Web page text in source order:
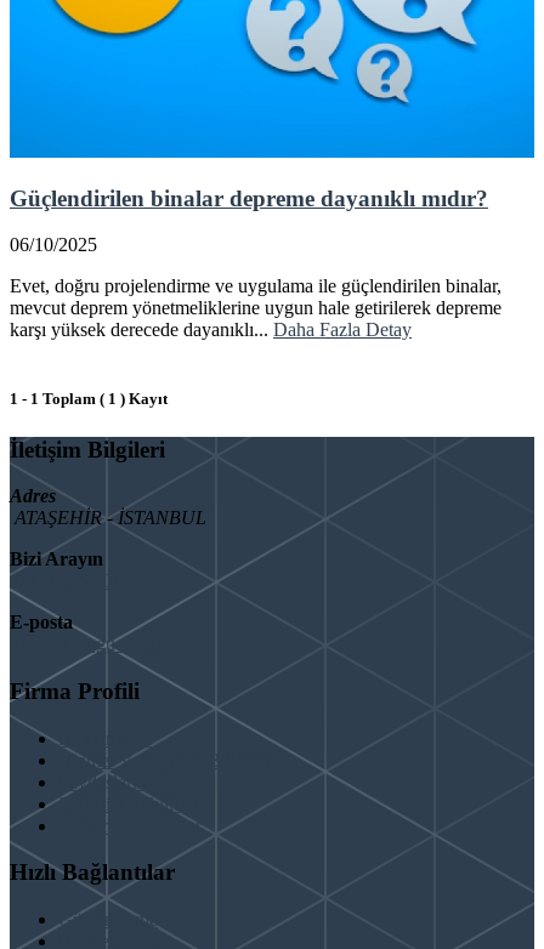
Güçlendirilen binalar depreme dayanıklı mıdır?
06/10/2025
Evet, doğru projelendirme ve uygulama ile güçlendirilen binalar,
mevcut deprem yönetmeliklerine uygun hale getirilerek depreme
karşı yüksek derecede dayanıklı... Daha Fazla Detay
1 - 1 Toplam ( 1 ) Kayıt
İletişim Bilgileri
Adres
ATAŞEHİR - İSTANBUL
Bizi Arayın
E-posta
info@binaguclendir.com
Firma Profili
Hakkımızda
Hizmet Verdiğimiz Bölgeler
Paydaşlarımız
İş Birliği Teklifleri
Şartlar ve Koşullar
Hızlı Bağlantılar
Güçlendirme
Hizmetlerimiz